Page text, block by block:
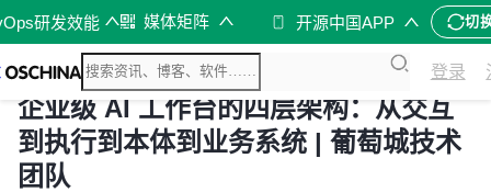
研发效能 媒体矩阵 开源中国APP 切
登录
企业级 AI 工作台的四层架构：从交互
到执行到本体到业务系统 | 葡萄城技术
团队